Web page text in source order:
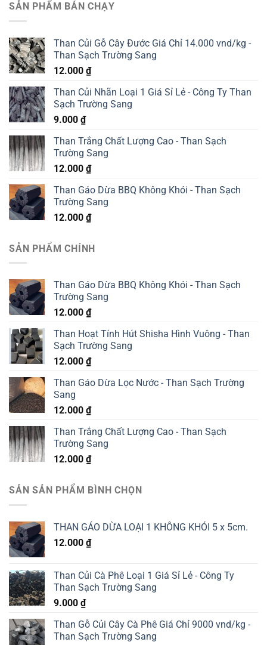
SẢN PHẨM BÁN CHẠY
Than Củi Gỗ Cây Đước Giá Chỉ 14.000 vnd/kg -
Than Sạch Trường Sang
12.000 ₫
Than Củi Nhãn Loại 1 Giá Sỉ Lẻ - Công Ty Than
Sạch Trường Sang
9.000 ₫
Than Trắng Chất Lượng Cao - Than Sạch
Trường Sang
12.000 ₫
Than Gáo Dừa BBQ Không Khói - Than Sạch
Trường Sang
12.000 ₫
SẢN PHẨM CHÍNH
Than Gáo Dừa BBQ Không Khói - Than Sạch
Trường Sang
12.000 ₫
Than Hoạt Tính Hút Shisha Hình Vuông - Than
Sạch Trường Sang
12.000 ₫
Than Gáo Dừa Lọc Nước - Than Sạch Trường
Sang
12.000 ₫
Than Trắng Chất Lượng Cao - Than Sạch
Trường Sang
12.000 ₫
SẢN SẢN PHẨM BÌNH CHỌN
THAN GÁO DỪA LOẠI 1 KHÔNG KHÓI 5 x 5cm.
12.000 ₫
Than Củi Cà Phê Loại 1 Giá Sỉ Lẻ - Công Ty
Than Sạch Trường Sang
9.000 ₫
Than Gỗ Củi Cây Cà Phê Giá Chỉ 9000 vnd/kg -
Than Sạch Trường Sang